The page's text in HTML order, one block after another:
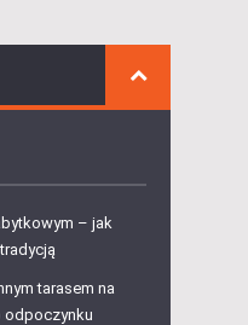
– jak
tarasem na
odpoczynku